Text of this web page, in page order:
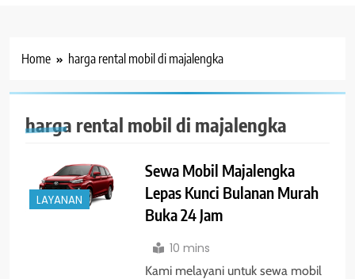
Home harga rental mobil di majalengka
harga rental mobil di majalengka
LAYANAN
Sewa Mobil Majalengka
Lepas Kunci Bulanan Murah
Buka 24 Jam
10 mins
Kami melayani untuk sewa mobil